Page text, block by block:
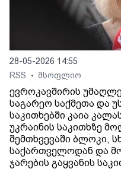
28-05-2026 14:55
RSS
• მსოფლიო
ევროკავშირის
საგარეო საქმეთა და
საკითხებში კაია
უკრაინის საკითხზე
შემთხვევაში ბლოკი,
საქართველოდან და
ჯარების გაყვანის